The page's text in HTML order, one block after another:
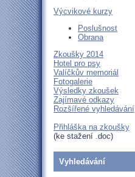
Výcvikové kurzy
Poslušnost
Obrana
Zkoušky 2014
Hotel pro psy
Valíčkův memoriál
Fotogalerie
Výsledky zkoušek
Zajímavé odkazy
Rozšířené vyhledávání
Přihláška na zkoušky
(ke stažení .doc)
Vyhledávání